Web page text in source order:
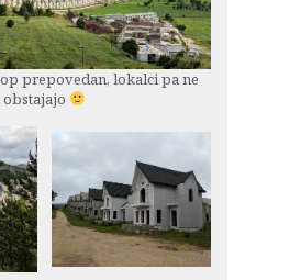
prepovedan, lokalci pa ne
obstajajo